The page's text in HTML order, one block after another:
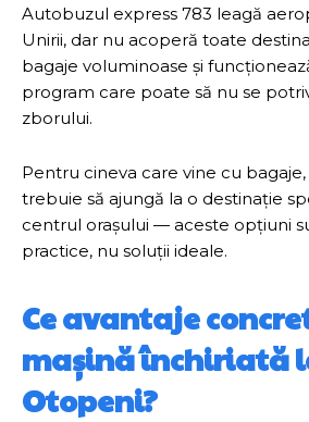
Autobuzul express 783 leagă
Unirii, dar nu acoperă toate
bagaje voluminoase și
program care poate să nu se
zborului.
Pentru cineva care vine cu
trebuie să ajungă la o destinație
centrul orașului — aceste opțiuni
practice, nu soluții ideale.
Ce avantaje
mașină închiriată
Otopeni?